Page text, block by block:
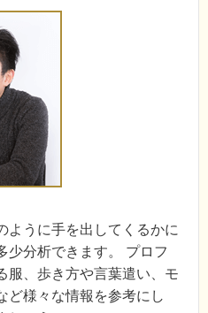
ように手を出してくるかに
少分析できます。 プロフ
服、歩き方や言葉遣い、モ
ど様々な情報を参考にし